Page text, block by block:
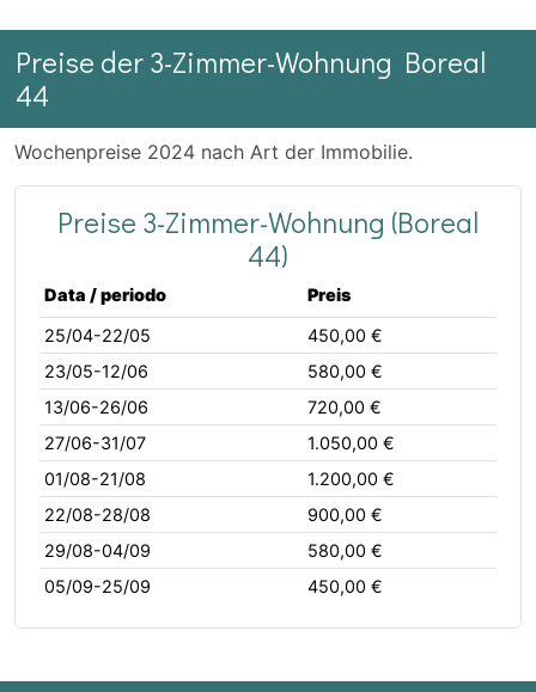
Preise der 3-Zimmer-Wohnung Boreal
44
Wochenpreise 2024 nach Art der Immobilie.
Preise 3-Zimmer-Wohnung (Boreal
44)
Data / periodo
Preis
25/04-22/05
450,00 €
23/05-12/06
580,00 €
13/06-26/06
720,00 €
27/06-31/07
1.050,00 €
01/08-21/08
1.200,00 €
22/08-28/08
900,00 €
29/08-04/09
580,00 €
05/09-25/09
450,00 €